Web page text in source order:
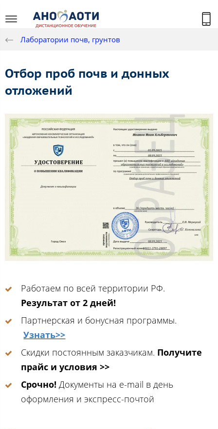
Лаборатории почв, грунтов
Отбор проб почв и донных
отложений
Работаем по всей территории РФ.
Результат от 2 дней!
Партнерская и бонусная программы.
Узнать>>
Скидки постоянным заказчикам. Получите
прайс и условия >>
Срочно! Документы на e-mail в день
оформления и экспресс-почтой